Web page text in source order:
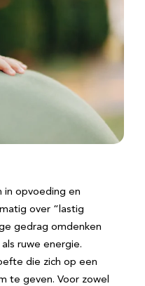
in opvoeding en
over “lastig
gedrag omdenken
ruwe energie.
die zich op een
te geven. Voor zowel